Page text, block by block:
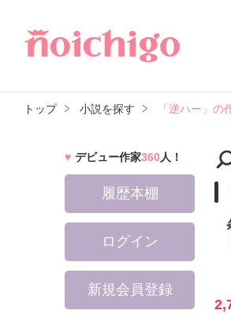
トップ 小説を探す 「逆ハー」の
デビュー作家360人！
履歴本棚
ログイン
新規会員登録